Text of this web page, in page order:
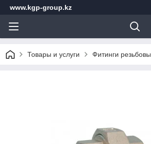
www.kgp-group.kz
Товары и услуги Фитинги